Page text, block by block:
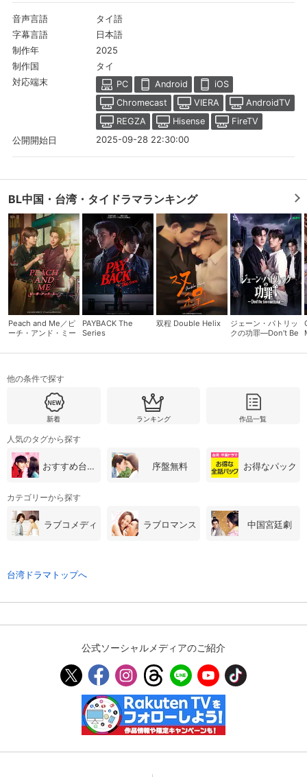
会員情報変更
基本情報、本人連絡先、パスワード 、クレ
ジットカード情報の変更が可能です。
決済方法変更 決済方法の変更が可能です。
購入明細 ４ヵ月分の購入明細の確認が可能です。
お気に入りに登録した作品を確認できま
能です。
サイト内の閲覧履歴を確認できます。履歴
の削除も可能です。
視聴年齢制限
能です。5段階の年齢区分から選択できま
音声言語 タイ語
字幕言語 日本語
制作年 2025
制作国 タイ
対応端末 PC Android
iOS
Chromecast
VIERA
AndroidTV
REGZA
Hisense
FireTV
公開開始日
2025-09-28 22:30:00
BL中国・台湾・タイドラマランキング
Peach and Me／ピ
ーチ・アンド・ミー
PAYBACK The
Series
双程 Double Helix
ジェーン・パトリッ
クの功罪―Don’t Be
他の条件で探す
新着 ランキング 作品一覧
人気のタグから探す
おすすめ台湾・中国ドラマ 序盤無料 お得なパック
カテゴリーから探す
ラブコメディ ラブロマンス 中国宮廷劇
台湾ドラマトップへ
公式ソーシャルメディアのご紹介